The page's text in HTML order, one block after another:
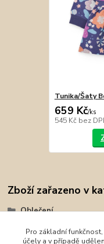
Tunika/Šaty
659 Kč/ks
545 Kč bez
Zboží zařazeno v
Oblečení
Boboli
Pro základní
účely a v případě